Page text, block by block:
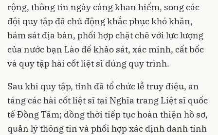
rộng, thông tin ngày càng khan hiếm, song các
đội quy tập đã chủ động khắc phục khó khăn,
bám sát địa bàn, phối hợp chặt chẽ với lực lượng
của nước bạn Lào để khảo sát, xác minh, cất bốc
và quy tập hài cốt liệt sĩ đúng quy trình.
Sau khi quy tập, tỉnh đã tổ chức lễ truy điệu, an
táng các hài cốt liệt sĩ tại Nghĩa trang Liệt sĩ quốc
tế Đồng Tâm; đồng thời tiếp tục hoàn thiện hồ sơ,
quản lý thông tin và phối hợp xác định danh tính